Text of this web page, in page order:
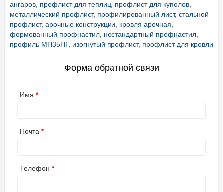
ангаров, профлист для теплиц, профлист для куполов,
металлический профлист, профилированный лист, стальной
профлист, арочные конструкции, кровля арочная,
формованный профнастил, нестандартный профнастил,
профиль МП35ПГ, изогнутый профлист, профлист для кровли
Форма обратной связи
Имя
Почта
Телефон